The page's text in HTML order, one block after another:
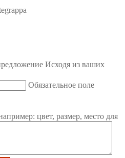
Исходя из ваших
Обязательное поле
цвет, размер, место для